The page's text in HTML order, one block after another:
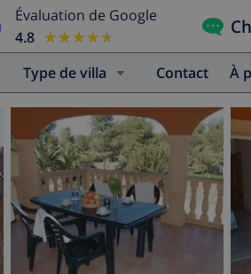
Évaluation de Google
4.8 ★★★★★
★★★★★
Type de villa Contact